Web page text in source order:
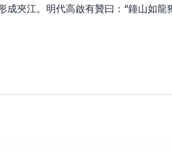
夾江。明代高啟有贊曰：“鐘山如龍